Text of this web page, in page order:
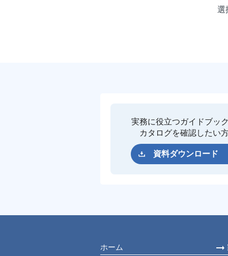
選
実務に役立つガイドブッ
カタログを確認したい
資料ダウンロード
ホーム